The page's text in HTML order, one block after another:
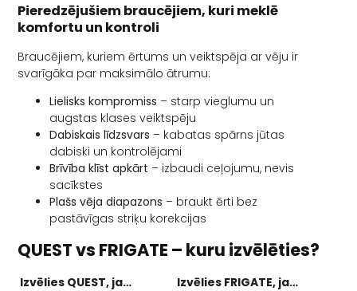
Pieredzējušiem braucējiem, kuri meklē
komfortu un kontroli
Braucējiem, kuriem ērtums un veiktspēja ar vēju ir
svarīgāka par maksimālo ātrumu:
Lielisks kompromiss – starp vieglumu un
augstas klases veiktspēju
Dabiskais līdzsvars – kabatas spārns jūtas
dabiski un kontrolējami
Brīvība klīst apkārt – izbaudi ceļojumu, nevis
sacīkstes
Plašs vēja diapazons – braukt ērti bez
pastāvīgas striķu korekcijas
QUEST vs FRIGATE – kuru izvēlēties?
Izvēlies QUEST, ja…
Izvēlies FRIGATE, ja…